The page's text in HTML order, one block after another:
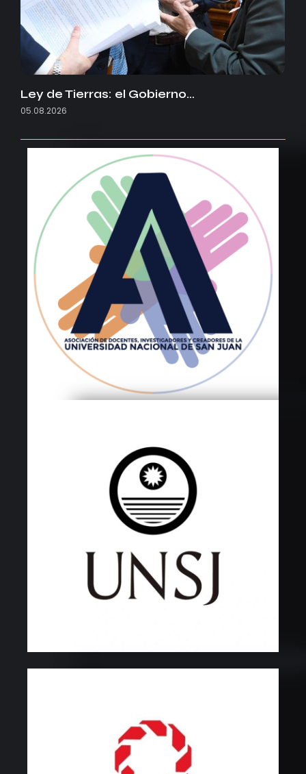
Ley de Tierras: el Gobierno…
05.08.2026